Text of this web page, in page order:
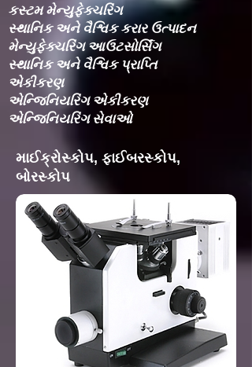
કસ્ટમ મેન્યુફેક્ચરિંગ
સ્થાનિક અને વૈશ્વિક કરાર ઉત્પાદન
મેન્યુફેક્ચરિંગ આઉટસોર્સિંગ
સ્થાનિક અને વૈશ્વિક પ્રાપ્તિ
એકીકરણ​
એન્જિનિયરિંગ એકીકરણ​
એન્જિનિયરિંગ સેવાઓ
માઈક્રોસ્કોપ, ફાઈબરસ્કોપ,
બોરસ્કોપ